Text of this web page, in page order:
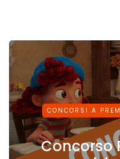
CONCORSI A
Concorso